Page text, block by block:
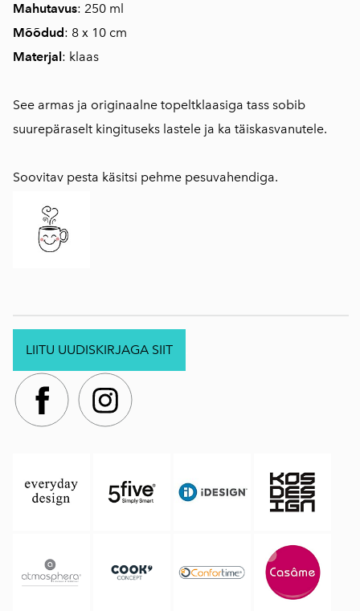
Mahutavus: 250 ml
Mõõdud: 8 x 10 cm
Materjal : klaas
See armas ja originaalne topeltklaasiga tass sobib
suurepäraselt kingituseks lastele ja ka täiskasvanutele.
Soovitav pesta käsitsi pehme pesuvahendiga.
LIITU UUDISKIRJAGA SIIT